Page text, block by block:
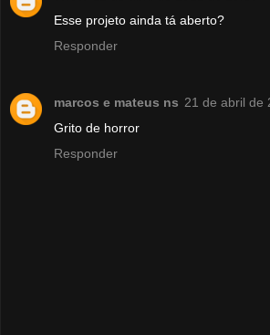
Esse projeto ainda tá aberto?
Responder
marcos e mateus ns 21 de abril de
Grito de horror
Responder